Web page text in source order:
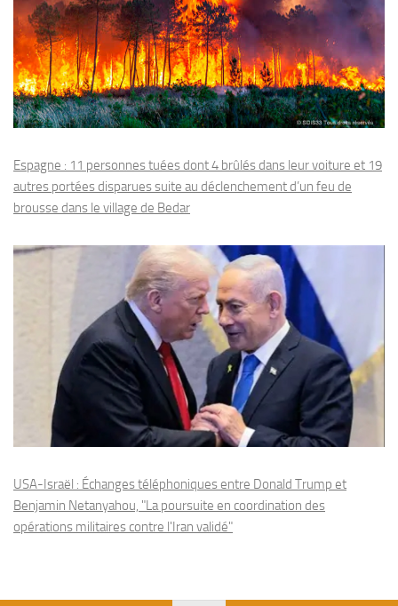
Espagne : 11 personnes tuées dont 4 brûlés dans leur voiture et 19
autres portées disparues suite au déclenchement d’un feu de
brousse dans le village de Bedar
USA-Israël : Échanges téléphoniques entre Donald Trump et
Benjamin Netanyahou, "La poursuite en coordination des
opérations militaires contre l'Iran validé"